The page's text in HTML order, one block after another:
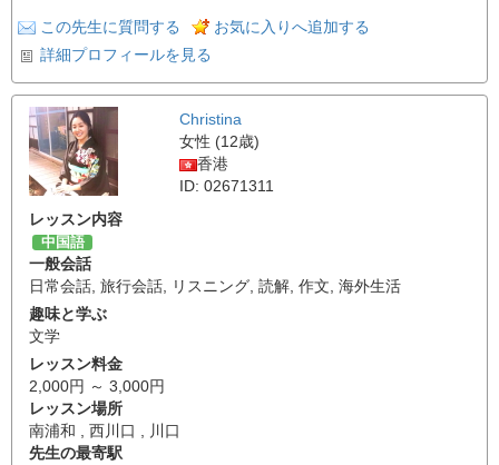
この先生に質問する
お気に入りへ追加する
詳細プロフィールを見る
Christina
女性 (12歳)
香港
ID: 02671311
レッスン内容
中国語
一般会話
日常会話, 旅行会話, リスニング, 読解, 作文, 海外生活
趣味と学ぶ
文学
レッスン料金
2,000円 ～ 3,000円
レッスン場所
南浦和 , 西川口 , 川口
先生の最寄駅